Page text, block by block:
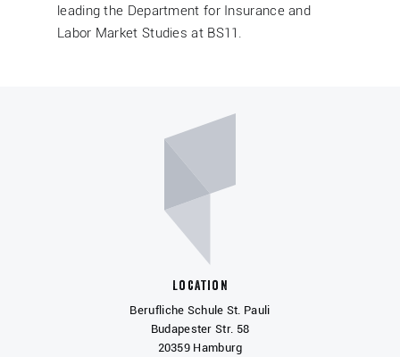
leading the Department for Insurance and
Labor Market Studies at BS11.
Location
Berufliche Schule St. Pauli
Budapester Str. 58
20359 Hamburg